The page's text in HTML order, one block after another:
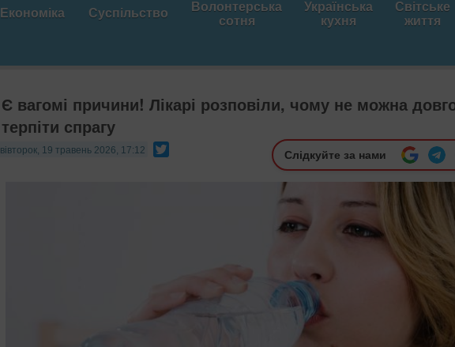
Економіка Суспільство Волонтерська
сотня
Українська
кухня
Світське
життя
Є вагомі причини! Лікарі розповіли, чому не можна
терпіти спрагу
вівторок, 19 травень 2026, 17:12 Слідкуйте за нами